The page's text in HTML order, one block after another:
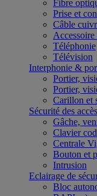
Fibre
Prise et
Câble
Téléphonie
Télévision
Interphonie &
Portier,
Portier,
Carillon et
Sécurité des accès
Gâche,
Clavier
Centrale
Bouton et
Intrusion
Eclairage de
Bloc